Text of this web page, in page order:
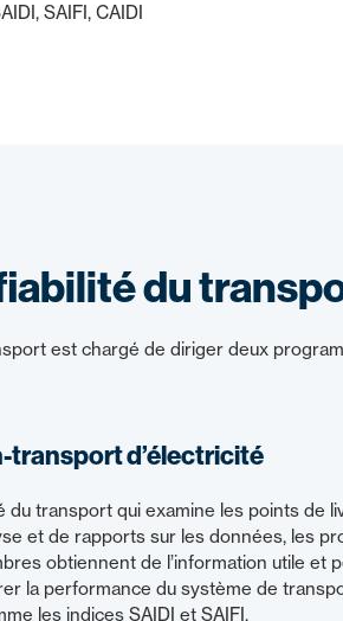
SAIFI, CAIDI
du
est chargé de diriger deux
transport d’électricité
du transport qui examine les points de
et de rapports sur les données, les
obtiennent de l’information utile et
la performance du système de
les indices SAIDI et SAIFI.